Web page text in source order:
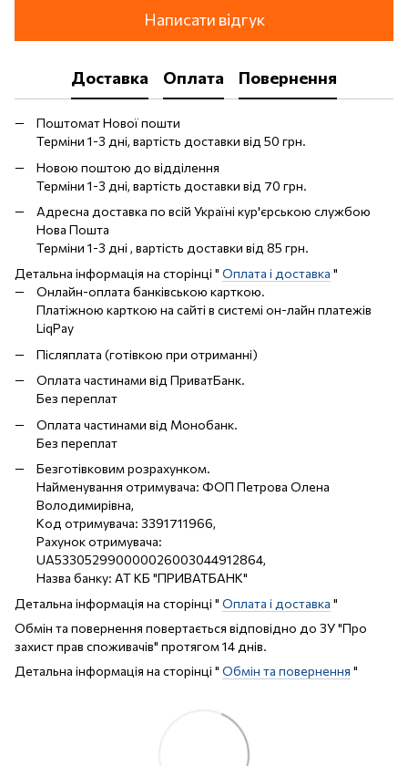
Написати відгук
Доставка Оплата Повернення
Поштомат Нової пошти
Терміни 1-3 дні, вартість доставки від 50 грн.
Новою поштою до відділення
Терміни 1-3 дні, вартість доставки від 70 грн.
Адресна доставка по всій Україні кур'єрською службою
Нова Пошта
Терміни 1-3 дні , вартість доставки від 85 грн.
Детальна інформація на сторінці " Оплата і доставка "
Онлайн-оплата банківською карткою.
Платіжною карткою на сайті в системі он-лайн платежів
LiqPay
Післяплата (готівкою при отриманні)
Оплата частинами від ПриватБанк.
Без переплат
Оплата частинами від Монобанк.
Без переплат
Безготівковим розрахунком.
Найменування отримувача: ФОП Петрова Олена
Володимирівна,
Код отримувача: 3391711966,
Рахунок отримувача:
UA533052990000026003044912864,
Назва банку: АТ КБ "ПРИВАТБАНК"
Детальна інформація на сторінці " Оплата і доставка "
Обмін та повернення повертається відповідно до ЗУ "Про
захист прав споживачів" протягом 14 днів.
Детальна інформація на сторінці " Обмін та повернення "